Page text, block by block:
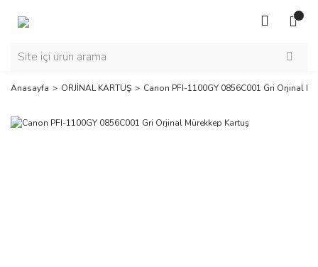
Anasayfa ORJİNAL KARTUŞ Canon PFI-1100GY 0856C001 Gri Orjinal